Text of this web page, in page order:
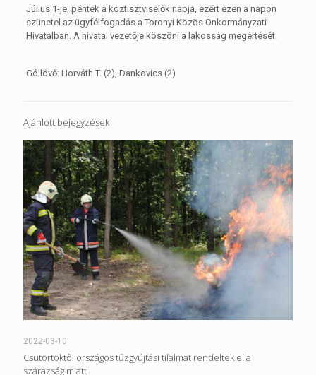
Július 1-je, péntek a köztisztviselők napja, ezért ezen a napon
szünetel az ügyfélfogadás a Toronyi Közös Önkormányzati
Hivatalban. A hivatal vezetője köszöni a lakosság megértését.
Góllövő: Horváth T. (2), Dankovics (2)
Ajánlott bejegyzések
2022-03-10
Csütörtöktől országos tűzgyújtási tilalmat rendeltek el a
szárazság miatt